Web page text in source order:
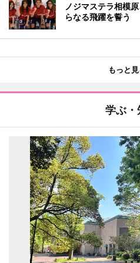
ノジマステラ相模
らなる飛躍を誓う
もっと
学ぶ・